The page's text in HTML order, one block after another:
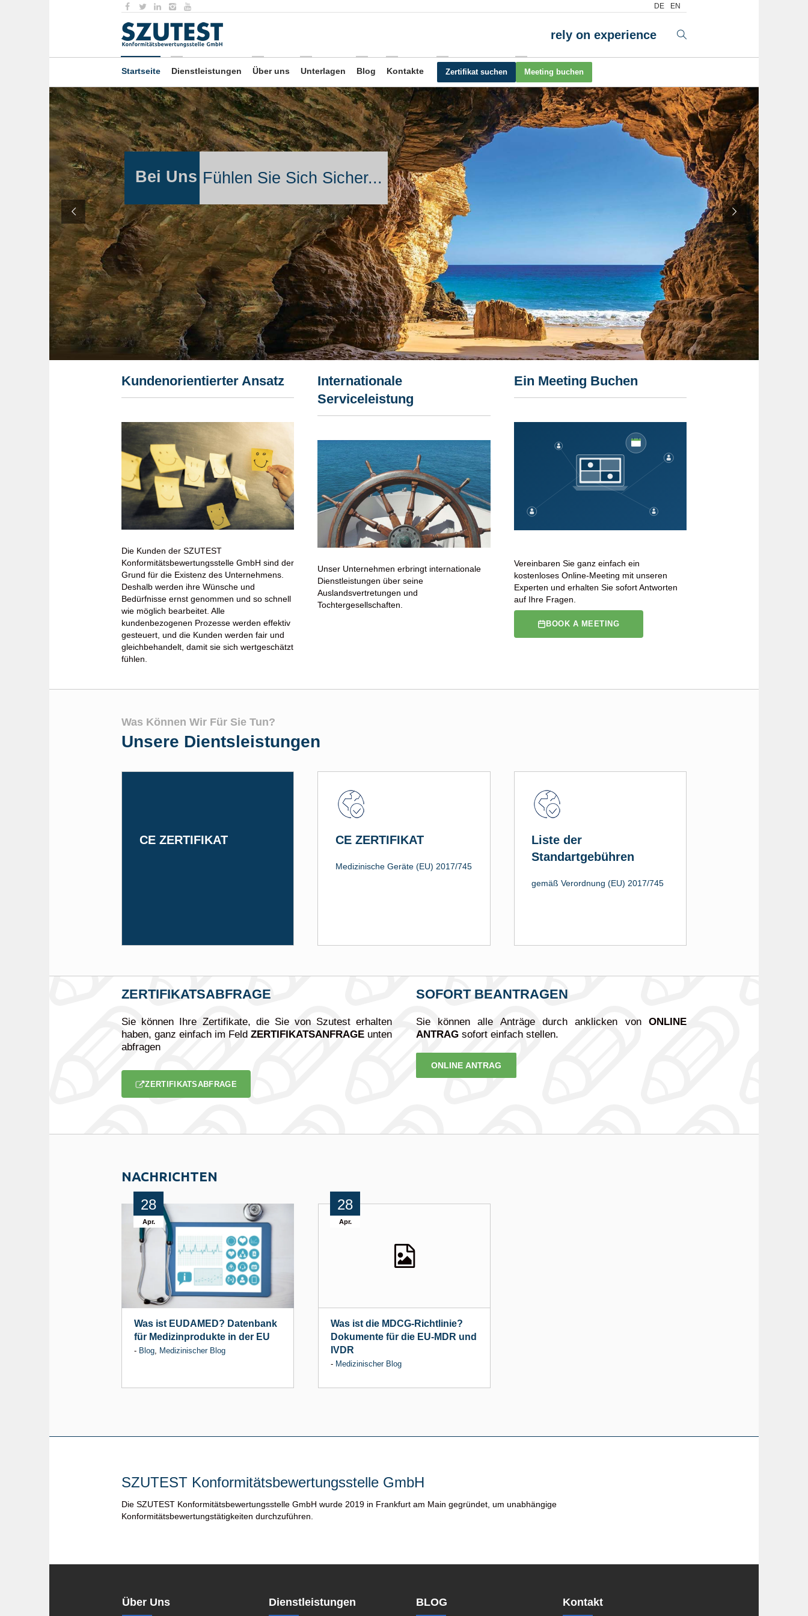
DE EN
rely on experience
Startseite Dienstleistungen Über uns Unterlagen Blog Kontakte Meeting buchen
Zertifikat suchen
Fühlen Sie Sich Sicher...
Bei Uns
Kundenorientierter Ansatz
Die Kunden der SZUTEST
Konformitätsbewertungsstelle GmbH sind der
Grund für die Existenz des Unternehmens.
Deshalb werden ihre Wünsche und
Bedürfnisse ernst genommen und so schnell
wie möglich bearbeitet. Alle
kundenbezogenen Prozesse werden effektiv
gesteuert, und die Kunden werden fair und
gleichbehandelt, damit sie sich wertgeschätzt
fühlen.
Internationale
Serviceleistung
Unser Unternehmen erbringt internationale
Dienstleistungen über seine
Auslandsvertretungen und
Tochtergesellschaften.
Ein Meeting Buchen
Vereinbaren Sie ganz einfach ein
kostenloses Online-Meeting mit unseren
Experten und erhalten Sie sofort Antworten
auf Ihre Fragen.
BOOK A MEETING
Was Können Wir Für Sie Tun?
Unsere Dientsleistungen
CE ZERTIFIKAT CE ZERTIFIKAT
Medizinische Geräte (EU) 2017/745
Liste der
Standartgebühren
gemäß Verordnung (EU) 2017/745
ZERTIFIKATSABFRAGE
Sie können Ihre Zertifikate, die Sie von Szutest erhalten
haben, ganz einfach im FeldZERTIFIKATSANFRAGE unten
abfragen
ZERTIFIKATSABFRAGE
SOFORT BEANTRAGEN
Sie können alle Anträge durch anklicken von ONLINE
ANTRAGsofort einfach stellen.
ONLINE ANTRAG
NACHRICHTEN
28
Apr.
Was ist EUDAMED? Datenbank
für Medizinprodukte in der EU
- Blog Medizinischer Blog
28
Apr.
Was ist die MDCG-Richtlinie?
Dokumente für die EU-MDR und
IVDR
- Medizinischer Blog
SZUTEST Konformitätsbewertungsstelle GmbH
Die SZUTEST Konformitätsbewertungsstelle GmbH wurde 2019 in Frankfurt am Main gegründet, um unabhängige
Konformitätsbewertungstätigkeiten durchzuführen.
Über Uns Dienstleistungen BLOG Kontakt